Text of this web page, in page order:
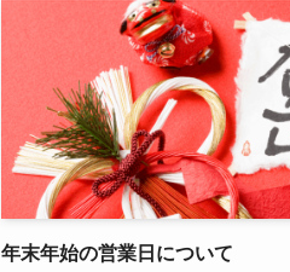
年末年始の営業日について